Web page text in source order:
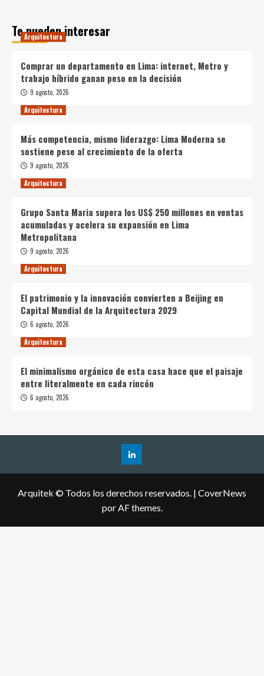
Te pueden interesar
Arquitectura
Comprar un departamento en Lima: internet, Metro y
trabajo híbrido ganan peso en la decisión
9 agosto, 2026
Arquitectura
Más competencia, mismo liderazgo: Lima Moderna se
sostiene pese al crecimiento de la oferta
9 agosto, 2026
Arquitectura
Grupo Santa Maria supera los US$ 250 millones en ventas
acumuladas y acelera su expansión en Lima
Metropolitana
9 agosto, 2026
Arquitectura
El patrimonio y la innovación convierten a Beijing en
Capital Mundial de la Arquitectura 2029
6 agosto, 2026
Arquitectura
El minimalismo orgánico de esta casa hace que el paisaje
entre literalmente en cada rincón
6 agosto, 2026
Arquitek © Todos los derechos reservados. | CoverNews
por AF themes.